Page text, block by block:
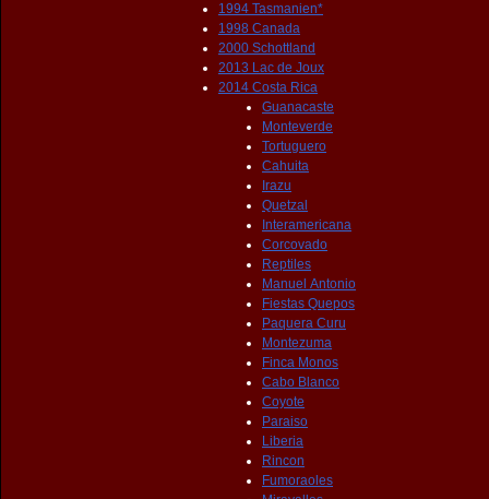
1994 Tasmanien*
1998 Canada
2000 Schottland
2013 Lac de Joux
2014 Costa Rica
Guanacaste
Monteverde
Tortuguero
Cahuita
Irazu
Quetzal
Interamericana
Corcovado
Reptiles
Manuel Antonio
Fiestas Quepos
Paquera Curu
Montezuma
Finca Monos
Cabo Blanco
Coyote
Paraiso
Liberia
Rincon
Fumoraoles